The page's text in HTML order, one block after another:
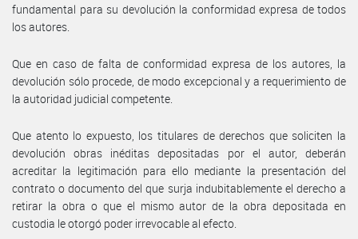
fundamental para su devolución la conformidad expresa de todos
los autores.
Que en caso de falta de conformidad expresa de los autores, la
devolución sólo procede, de modo excepcional y a requerimiento de
la autoridad judicial competente.
Que atento lo expuesto, los titulares de derechos que soliciten la
devolución obras inéditas depositadas por el autor, deberán
acreditar la legitimación para ello mediante la presentación del
contrato o documento del que surja indubitablemente el derecho a
retirar la obra o que el mismo autor de la obra depositada en
custodia le otorgó poder irrevocable al efecto.